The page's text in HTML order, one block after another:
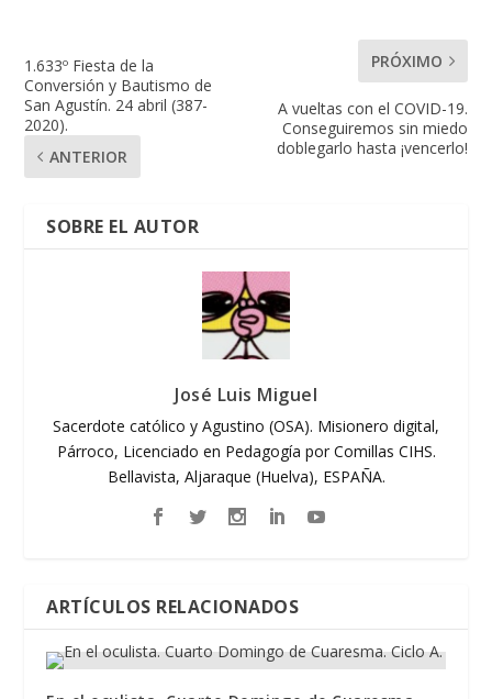
1.633º Fiesta de la
Conversión y Bautismo de
San Agustín. 24 abril (387-
2020).
ANTERIOR
PRÓXIMO
A vueltas con el COVID-19.
Conseguiremos sin miedo
doblegarlo hasta ¡vencerlo!
SOBRE EL AUTOR
José Luis Miguel
Sacerdote católico y Agustino (OSA). Misionero digital,
Párroco, Licenciado en Pedagogía por Comillas CIHS.
Bellavista, Aljaraque (Huelva), ESPAÑA.
ARTÍCULOS RELACIONADOS